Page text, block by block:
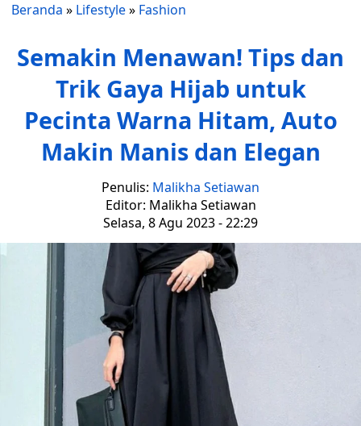
Beranda » Lifestyle» Fashion
Semakin Menawan! Tips dan
Trik Gaya Hijab untuk
Pecinta Warna Hitam, Auto
Makin Manis dan Elegan
Penulis: Malikha Setiawan
Editor: Malikha Setiawan
Selasa, 8 Agu 2023 - 22:29